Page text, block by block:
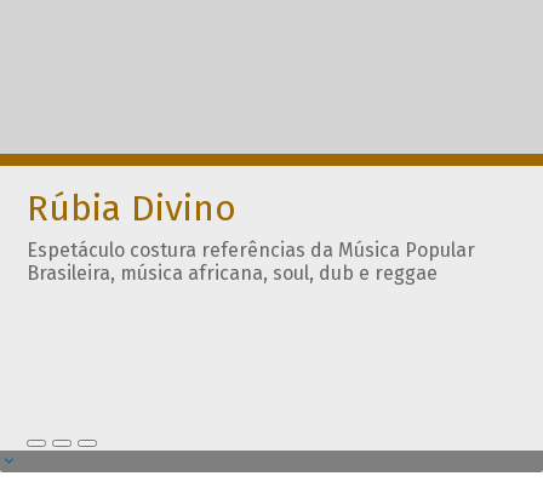
Rúbia Divino
Espetáculo costura referências da Música Popular
Brasileira, música africana, soul, dub e reggae